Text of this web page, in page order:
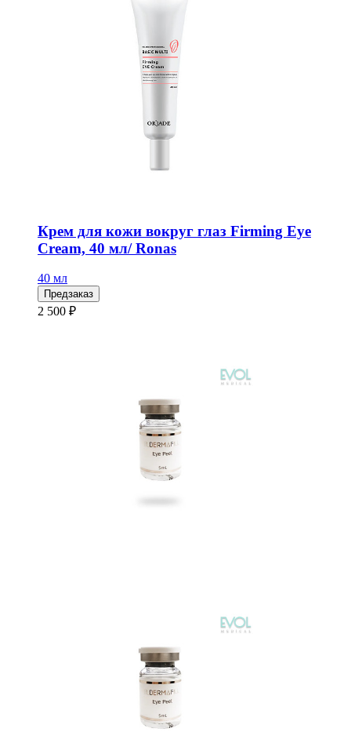
Крем для кожи вокруг глаз Firming Eye
Cream, 40 мл/ Ronas
40 мл
Предзаказ
2 500 ₽